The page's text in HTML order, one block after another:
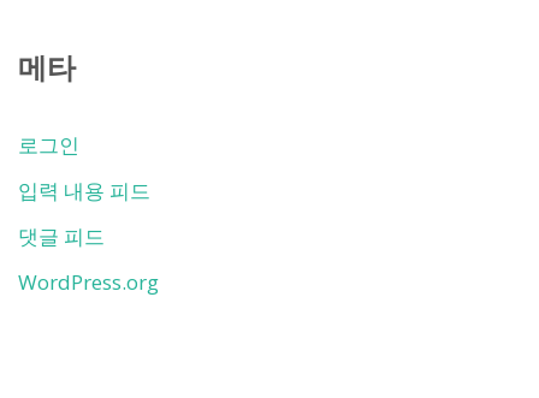
메타
로그인
입력 내용 피드
댓글 피드
WordPress.org